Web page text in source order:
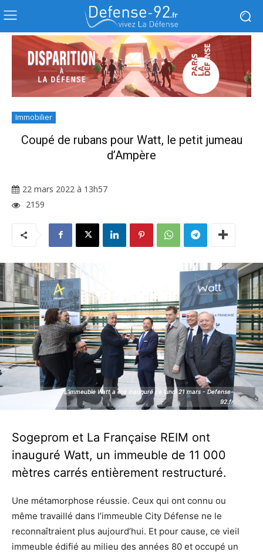
Immobilier
Coupé de rubans pour Watt, le petit jumeau
d’Ampère
22 mars 2022 à 13h57
2159
L’immeuble Watt a été inauguré ce lundi 21 mars - Defense-
92.fr
L’immeuble Watt a été inauguré ce lundi 21 mars - Defense-
92.fr
Sogeprom et La Française REIM ont
inauguré Watt, un immeuble de 11 000
mètres carrés entièrement restructuré.
Une métamorphose réussie. Ceux qui ont connu ou
même travaillé dans l’immeuble City Défense ne le
reconnaîtraient plus aujourd’hui. Et pour cause, ce vieil
immeuble édifié au milieu des années 80 et occupé un